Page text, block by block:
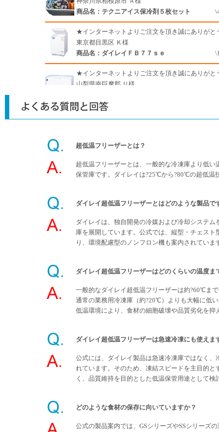
超低温フリーザーとは？
超低温フリーザーとは、一般的な冷凍庫より低い
保管庫です。ダイレイは?25℃から?80℃の超低温
ダイレイ超低温フリーザーとはどのような製品で
ダイレイは、独自開発の冷媒および冷却システム
庫を展開しています。公式では、縦型・チェスト
り、環境配慮型のノンフロン機も案内されていま
ダイレイ超低温フリーザーはどのくらいの温度ま
一般的なダイレイ超低温フリーザーは約?60℃ま
通常の業務用冷凍庫（約?20℃）よりも大幅に低
低温環境により、食材の細胞破壊や品質劣化を抑
ダイレイ超低温フリーザーは急速冷凍にも使えま
公式には、ダイレイ製品は急速冷凍庫ではなく、
れています。そのため、凍結スピードを主目的と
く、品質維持を目的とした低温保管用途として検
どのような食材の保存に向いていますか？
公式の製品案内では、GSシリーズやSSシリーズ